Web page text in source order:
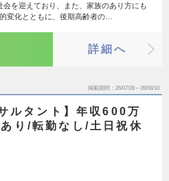
会を迎えており、また、家族のあり方にも
変化とともに、後期高齢者の…
詳細へ
掲載期間 26/07/28～26/08/10
ルタント】年収600万
り/転勤なし/土日祝休